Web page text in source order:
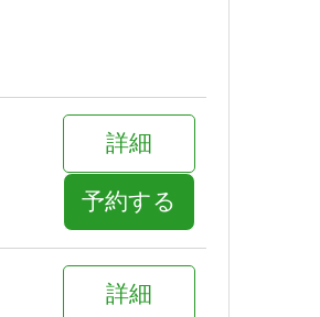
詳細
予約する
詳細